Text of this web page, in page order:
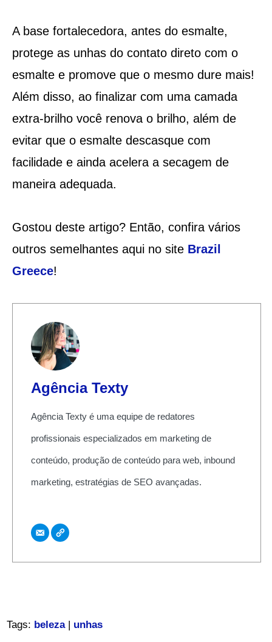
A base fortalecedora, antes do esmalte,
protege as unhas do contato direto com o
esmalte e promove que o mesmo dure mais!
Além disso, ao finalizar com uma camada
extra-brilho você renova o brilho, além de
evitar que o esmalte descasque com
facilidade e ainda acelera a secagem de
maneira adequada.
Gostou deste artigo? Então, confira vários
outros semelhantes aqui no site Brazil
Greece!
Agência Texty
Agência Texty é uma equipe de redatores
profissionais especializados em marketing de
conteúdo, produção de conteúdo para web, inbound
marketing, estratégias de SEO avançadas.
Tags: beleza| unhas